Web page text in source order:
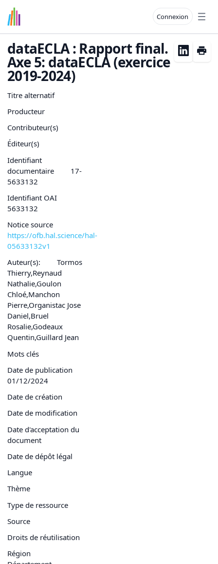
Connexion
dataECLA : Rapport final.
Axe 5: dataECLA (exercice
2019-2024)
Titre alternatif
Producteur
Contributeur(s)
Éditeur(s)
Identifiant
documentaire
17-
5633132
Identifiant OAI
5633132
Notice source
https://ofb.hal.science/hal-
05633132v1
Auteur(s):
Tormos
Thierry,Reynaud
Nathalie,Goulon
Chloé,Manchon
Pierre,Organistac Jose
Daniel,Bruel
Rosalie,Godeaux
Quentin,Guillard Jean
Mots clés
Date de publication
01/12/2024
Date de création
Date de modification
Date d'acceptation du
document
Date de dépôt légal
Langue
Thème
Type de ressource
Source
Droits de réutilisation
Région